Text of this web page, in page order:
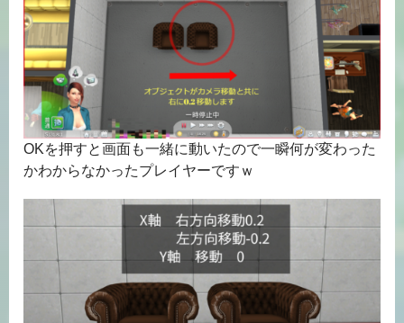
OKを押すと画面も一緒に動いたので一瞬何が変わった
かわからなかったプレイヤーですｗ